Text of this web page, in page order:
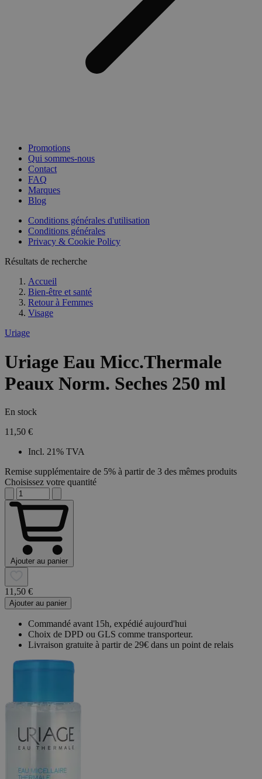
Promotions
Qui sommes-nous
Contact
FAQ
Marques
Blog
Conditions générales d'utilisation
Conditions générales
Privacy & Cookie Policy
Résultats de recherche
Accueil
Bien-être et santé
Retour à Femmes
Visage
Uriage
Uriage Eau Micc.Thermale
Peaux Norm. Seches 250 ml
En stock
11,50 €
Incl. 21% TVA
Remise supplémentaire de 5% à partir de 3 des mêmes produits
Choisissez votre quantité
Ajouter au panier
11,50 €
Ajouter au panier
Commandé avant 15h, expédié aujourd'hui
Choix de DPD ou GLS comme transporteur.
Livraison gratuite à partir de 29€ dans un point de relais